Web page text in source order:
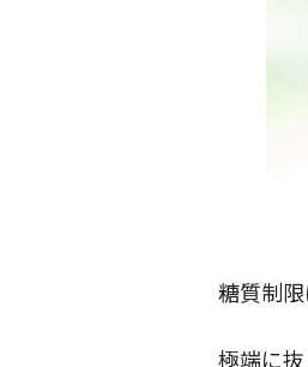
糖質制
極端に